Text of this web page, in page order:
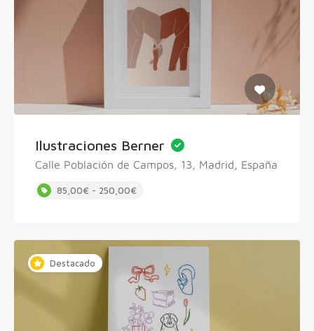
Ilustraciones Berner
Calle Población de Campos, 13, Madrid, España
85,00€ - 250,00€
Destacado